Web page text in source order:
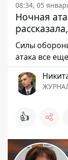
08:34, 05
Ночная
Силы
атака все
👍